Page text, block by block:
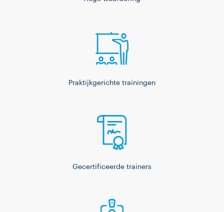
Praktijkgerichte trainingen
Gecertificeerde trainers